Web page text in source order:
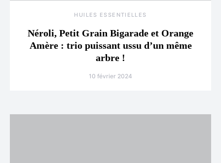
HUILES ESSENTIELLES
Néroli, Petit Grain Bigarade et Orange
Amère : trio puissant ussu d’un même
arbre !
10 février 2024